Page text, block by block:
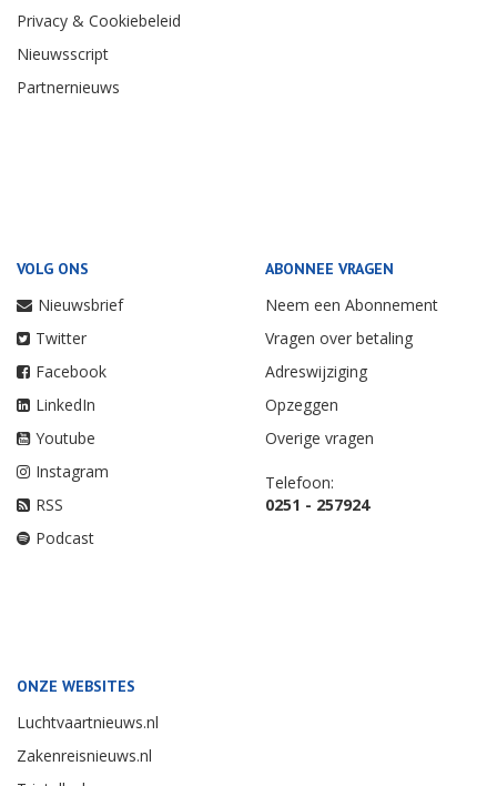
Privacy & Cookiebeleid
Nieuwsscript
Partnernieuws
VOLG ONS
Nieuwsbrief
Twitter
Facebook
LinkedIn
Youtube
Instagram
RSS
Podcast
ABONNEE VRAGEN
Neem een Abonnement
Vragen over betaling
Adreswijziging
Opzeggen
Overige vragen
Telefoon:
0251 - 257924
ONZE WEBSITES
Luchtvaartnieuws.nl
Zakenreisnieuws.nl